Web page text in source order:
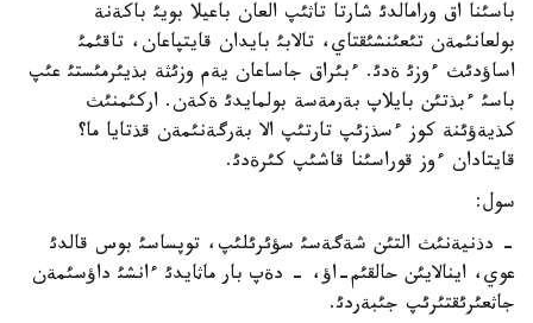
باسئنا اق ورامالدئ شارتا تاثئپ العان باعيلا بويئ باكةنة
بولعانئمةن تئعئنشئقتاي، تالابئ بايدان قايتپاعان، تاقئمئ
اساؤدئث ءوزئ ةدئ. ءبئراق جاساعان يةم وزئثة بذيئرمئستئ عئپ
باسئ ءبذتئن بايلاپ بةرمةسة بولمايدئ ةكةن. اركئمنئث
كذيةؤئنة كوز ءسذزئپ تارتئپ الا بةرگةنئمةن قذتايا ما؟
قايتادان ءوز قوراسئنا قاشئپ كئرةدئ.
سول:
- دذنيةنئث التئن شةگةسئ سؤئرئلئپ، توپساسئ بوس قالدئ
عوي، اينالايئن حالقئم-اؤ، - دةپ بار ماثايدئ ءانشئ داؤسئمةن
جاثعئرئقتئرئپ جئبةردئ.